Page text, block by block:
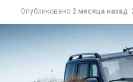
Опубликовано 2 месяца назад